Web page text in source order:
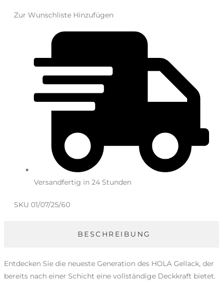
Zur Wunschliste Hinzufügen
Versandfertig in 24 Stunden
SKU 01/07/25/60
BESCHREIBUNG
Entdecken Sie die neueste Generation des HOLA Gellack, der
bereits nach einer Schicht eine vollständige Deckkraft bietet.